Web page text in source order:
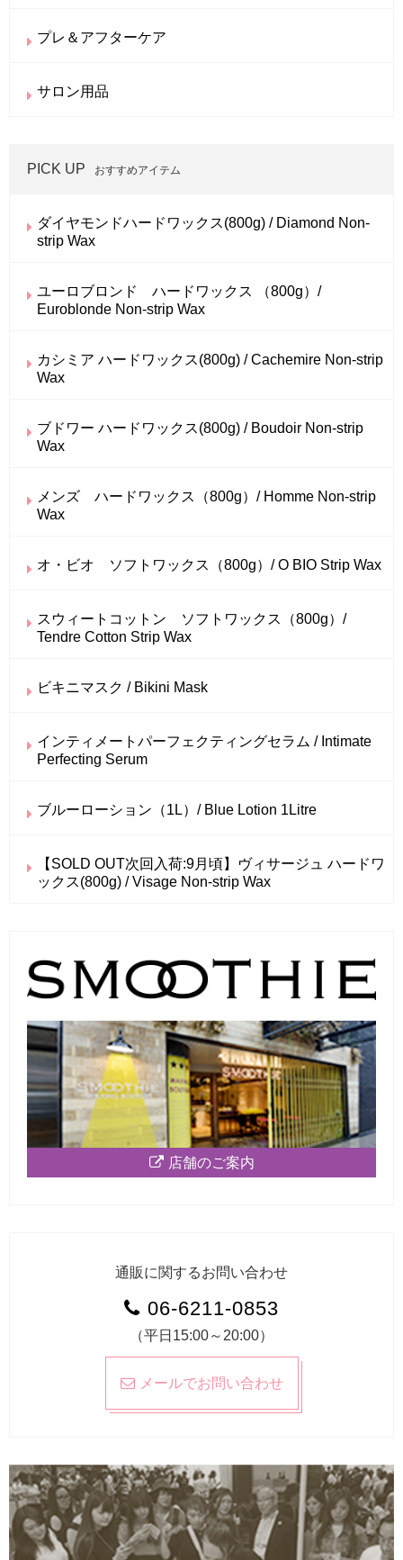
プレ＆アフターケア
サロン用品
PICK UP おすすめアイテム
ダイヤモンドハードワックス(800g) / Diamond Non-
strip Wax
ユーロブロンド ハードワックス （800g）/
Euroblonde Non-strip Wax
カシミア ハードワックス(800g) / Cachemire Non-strip
Wax
ブドワー ハードワックス(800g) / Boudoir Non-strip
Wax
メンズ ハードワックス（800g）/ Homme Non-strip
Wax
オ・ビオ ソフトワックス（800g）/ O BIO Strip Wax
スウィートコットン ソフトワックス（800g）/
Tendre Cotton Strip Wax
ビキニマスク / Bikini Mask
インティメートパーフェクティングセラム / Intimate
Perfecting Serum
ブルーローション（1L）/ Blue Lotion 1Litre
【SOLD OUT次回入荷:9月頃】ヴィサージュ ハードワ
ックス(800g) / Visage Non-strip Wax
店舗のご案内
通販に関するお問い合わせ
06-6211-0853
（平日15:00～20:00）
メールでお問い合わせ